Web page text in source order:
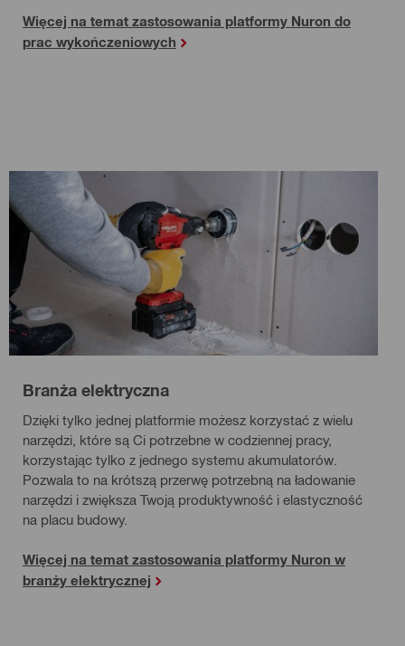
Więcej na temat zastosowania platformy Nuron do
prac wykończeniowych
Branża elektryczna
Dzięki tylko jednej platformie możesz korzystać z wielu
narzędzi, które są Ci potrzebne w codziennej pracy,
korzystając tylko z jednego systemu akumulatorów.
Pozwala to na krótszą przerwę potrzebną na ładowanie
narzędzi i zwiększa Twoją produktywność i elastyczność
na placu budowy.
Więcej na temat zastosowania platformy Nuron w
branży elektrycznej